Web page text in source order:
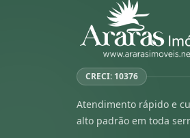
CRECI: 10376
Atendimento rápido e
alto padrão em toda